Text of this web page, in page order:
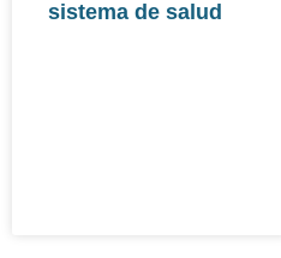
sistema de salud